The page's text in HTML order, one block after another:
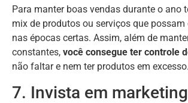
Para manter boas vendas durante o ano
mix de produtos ou serviços que possam
nas épocas certas. Assim, além de
constantes, você consegue ter controle
não faltar e nem ter produtos em excesso.
7. Invista em marketing